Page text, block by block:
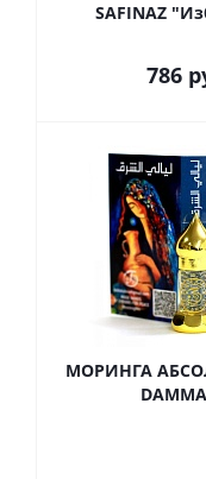
SAFINAZ
786
МОРИНГА